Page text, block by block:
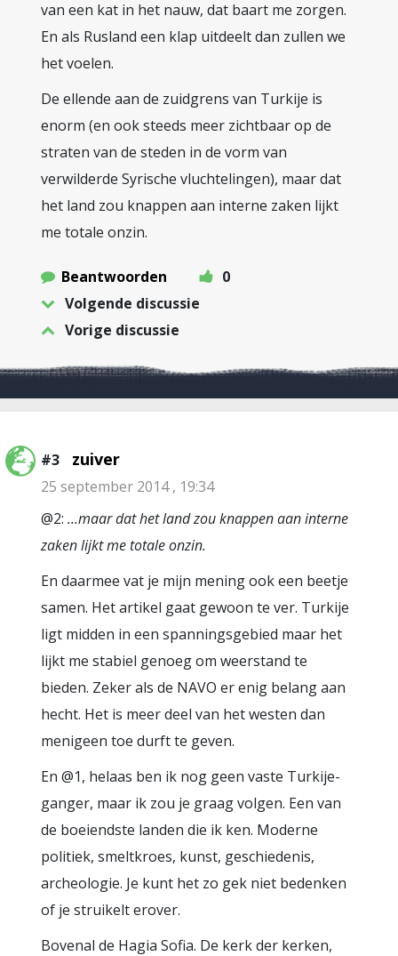
van een kat in het nauw, dat baart me zorgen.
En als Rusland een klap uitdeelt dan zullen we
het voelen.
De ellende aan de zuidgrens van Turkije is
enorm (en ook steeds meer zichtbaar op de
straten van de steden in de vorm van
verwilderde Syrische vluchtelingen), maar dat
het land zou knappen aan interne zaken lijkt
me totale onzin.
Beantwoorden
0
Volgende discussie
Vorige discussie
#3 zuiver
25 september 2014 , 19:34
@2: …maar dat het land zou knappen aan interne
zaken lijkt me totale onzin.
En daarmee vat je mijn mening ook een beetje
samen. Het artikel gaat gewoon te ver. Turkije
ligt midden in een spanningsgebied maar het
lijkt me stabiel genoeg om weerstand te
bieden. Zeker als de NAVO er enig belang aan
hecht. Het is meer deel van het westen dan
menigeen toe durft te geven.
En @1, helaas ben ik nog geen vaste Turkije-
ganger, maar ik zou je graag volgen. Een van
de boeiendste landen die ik ken. Moderne
politiek, smeltkroes, kunst, geschiedenis,
archeologie. Je kunt het zo gek niet bedenken
of je struikelt erover.
Bovenal de Hagia Sofia. De kerk der kerken,